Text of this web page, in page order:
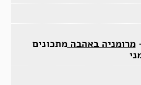
מרומניה באהבהמתכונים